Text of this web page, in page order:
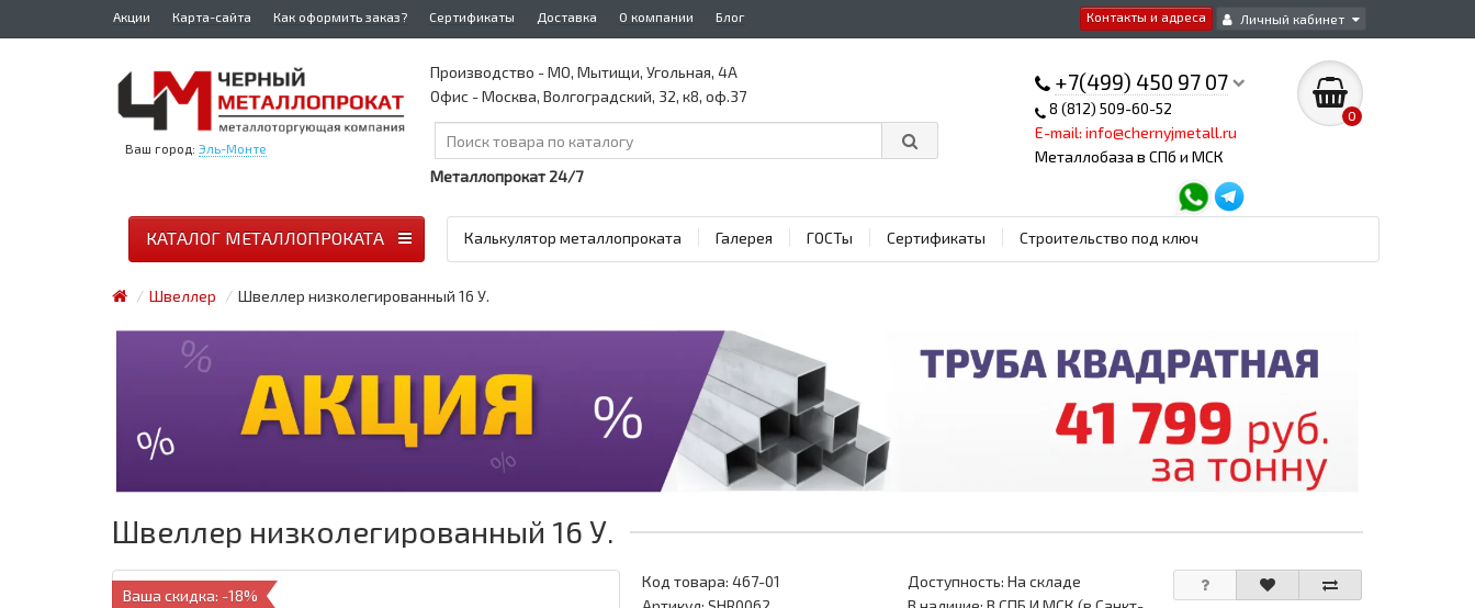
Контакты и адреса Личный кабинет
Акции Карта-сайта Как оформить заказ? Сертификаты Доставка О компании Блог
Ваш город: Эль-Монте
+7(499) 450 97 07
8 (812) 509-60-52
E-mail: info@chernyjmetall.ru
Металлобаза в СПб и МСК
0
Производство - МО, Мытищи, Угольная, 4А
Офис - Москва, Волгоградский, 32, к8, оф.37
Металлопрокат 24/7
Калькулятор металлопроката Галерея ГОСТы Сертификаты Строительство под ключ
КАТАЛОГ МЕТАЛЛОПРОКАТА
Швеллер Швеллер низколегированный 16 У.
Швеллер низколегированный 16 У.
Ваша скидка: -18%
Код товара:467-01
Доступность: На складе